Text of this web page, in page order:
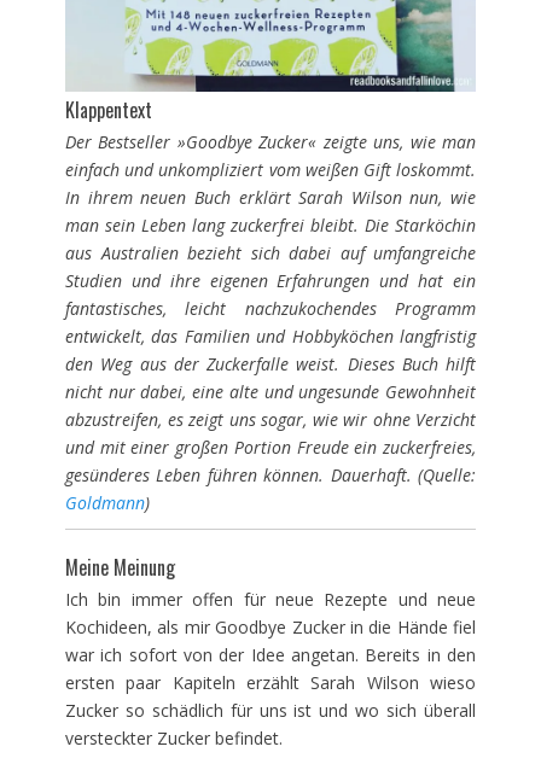
Klappentext
Der Bestseller »Goodbye Zucker« zeigte uns, wie man
einfach und unkompliziert vom weißen Gift loskommt.
In ihrem neuen Buch erklärt Sarah Wilson nun, wie
man sein Leben lang zuckerfrei bleibt. Die Starköchin
aus Australien bezieht sich dabei auf umfangreiche
Studien und ihre eigenen Erfahrungen und hat ein
fantastisches, leicht nachzukochendes Programm
entwickelt, das Familien und Hobbyköchen langfristig
den Weg aus der Zuckerfalle weist. Dieses Buch hilft
nicht nur dabei, eine alte und ungesunde Gewohnheit
abzustreifen, es zeigt uns sogar, wie wir ohne Verzicht
und mit einer großen Portion Freude ein zuckerfreies,
gesünderes Leben führen können. Dauerhaft. (Quelle:
Goldmann)
Meine Meinung
Ich bin immer offen für neue Rezepte und neue
Kochideen, als mir Goodbye Zucker in die Hände fiel
war ich sofort von der Idee angetan. Bereits in den
ersten paar Kapiteln erzählt Sarah Wilson wieso
Zucker so schädlich für uns ist und wo sich überall
versteckter Zucker befindet.